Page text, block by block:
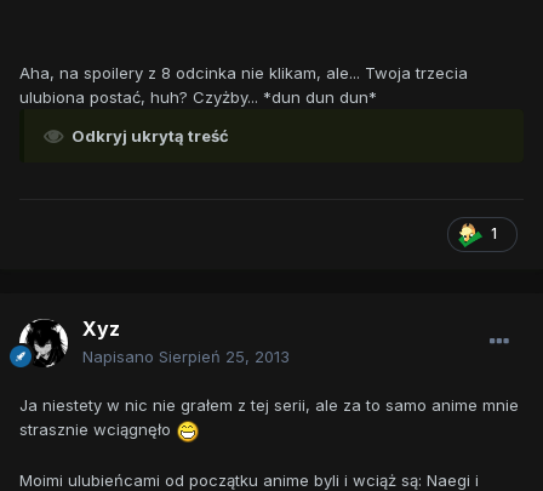
Aha, na spoilery z 8 odcinka nie klikam, ale... Twoja trzecia
ulubiona postać, huh? Czyżby... *dun dun dun*
Odkryj ukrytą treść
1
Xyz
Napisano Sierpień 25, 2013
Ja niestety w nic nie grałem z tej serii, ale za to samo anime mnie
strasznie wciągnęło
Moimi ulubieńcami od początku anime byli i wciąż są: Naegi i